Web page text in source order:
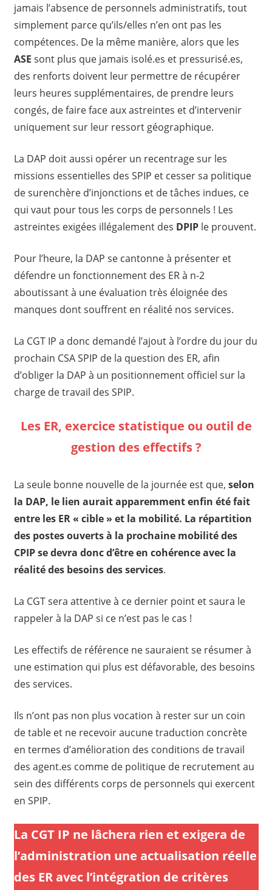
jamais l’absence de personnels administratifs, tout
simplement parce qu’ils/elles n’en ont pas les
compétences. De la même manière, alors que les
ASE sont plus que jamais isolé.es et pressurisé.es,
des renforts doivent leur permettre de récupérer
leurs heures supplémentaires, de prendre leurs
congés, de faire face aux astreintes et d’intervenir
uniquement sur leur ressort géographique.
La DAP doit aussi opérer un recentrage sur les
missions essentielles des SPIP et cesser sa politique
de surenchère d’injonctions et de tâches indues, ce
qui vaut pour tous les corps de personnels ! Les
astreintes exigées illégalement des DPIP le prouvent.
Pour l’heure, la DAP se cantonne à présenter et
défendre un fonctionnement des ER à n-2
aboutissant à une évaluation très éloignée des
manques dont souffrent en réalité nos services.
La CGT IP a donc demandé l’ajout à l’ordre du jour du
prochain CSA SPIP de la question des ER, afin
d’obliger la DAP à un positionnement officiel sur la
charge de travail des SPIP.
Les ER, exercice statistique ou outil de
gestion des effectifs ?
La seule bonne nouvelle de la journée est que, selon
la DAP, le lien aurait apparemment enfin été fait
entre les ER « cible » et la mobilité. La répartition
des postes ouverts à la prochaine mobilité des
CPIP se devra donc d’être en cohérence avec la
réalité des besoins des services.
La CGT sera attentive à ce dernier point et saura le
rappeler à la DAP si ce n’est pas le cas !
Les effectifs de référence ne sauraient se résumer à
une estimation qui plus est défavorable, des besoins
des services.
Ils n’ont pas non plus vocation à rester sur un coin
de table et ne recevoir aucune traduction concrète
en termes d’amélioration des conditions de travail
des agent.es comme de politique de recrutement au
sein des différents corps de personnels qui exercent
en SPIP.
La CGT IP ne lâchera rien et exigera de
l’administration une actualisation réelle
des ER avec l’intégration de critères